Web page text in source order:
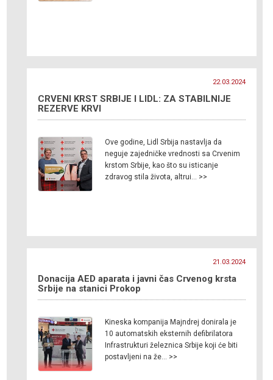
22.03.2024
CRVENI KRST SRBIJE I LIDL: ZA STABILNIJE
REZERVE KRVI
Ove godine, Lidl Srbija nastavlja da
neguje zajedničke vrednosti sa Crvenim
krstom Srbije, kao što su isticanje
zdravog stila života, altrui… >>
21.03.2024
Donacija AED aparata i javni čas Crvenog krsta
Srbije na stanici Prokop
Kineska kompanija Majndrej donirala je
10 automatskih eksternih defibrilatora
Infrastrukturi železnica Srbije koji će biti
postavljeni na že… >>